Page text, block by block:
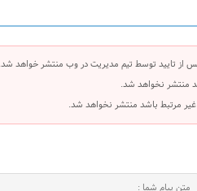
از تایید توسط تیم مدیریت در وب منتشر خواهد شد.
منتشر نخواهد شد.
غیر مرتبط باشد منتشر نخواهد شد.